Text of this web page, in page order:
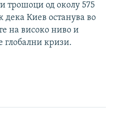
трошоци од околу 575
Киев останува во
на високо ниво и
глобални кризи.